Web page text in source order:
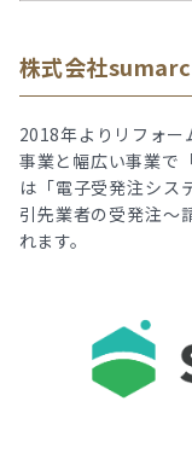
株式会社
2018年よりリフォ
事業と幅広い事業で
は「電子受発注シス
引先業者の受発注〜
れます。